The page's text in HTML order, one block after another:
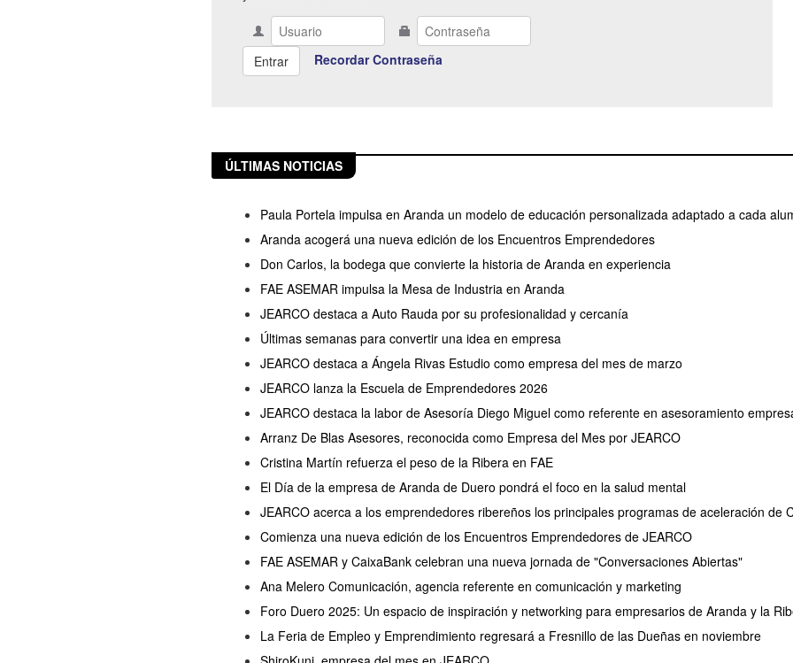
Recordar Contraseña
ÚLTIMAS NOTICIAS
Paula Portela impulsa en Aranda un modelo de educación personalizada adaptado a cada
Aranda acogerá una nueva edición de los Encuentros Emprendedores
Don Carlos, la bodega que convierte la historia de Aranda en experiencia
FAE ASEMAR impulsa la Mesa de Industria en Aranda
JEARCO destaca a Auto Rauda por su profesionalidad y cercanía
Últimas semanas para convertir una idea en empresa
JEARCO destaca a Ángela Rivas Estudio como empresa del mes de marzo
JEARCO lanza la Escuela de Emprendedores 2026
JEARCO destaca la labor de Asesoría Diego Miguel como referente en asesoramiento
Arranz De Blas Asesores, reconocida como Empresa del Mes por JEARCO
Cristina Martín refuerza el peso de la Ribera en FAE
El Día de la empresa de Aranda de Duero pondrá el foco en la salud mental
JEARCO acerca a los emprendedores ribereños los principales programas de aceleración de
Comienza una nueva edición de los Encuentros Emprendedores de JEARCO
FAE ASEMAR y CaixaBank celebran una nueva jornada de "Conversaciones Abiertas"
Ana Melero Comunicación, agencia referente en comunicación y marketing
Foro Duero 2025: Un espacio de inspiración y networking para empresarios de Aranda y la
La Feria de Empleo y Emprendimiento regresará a Fresnillo de las Dueñas en noviembre